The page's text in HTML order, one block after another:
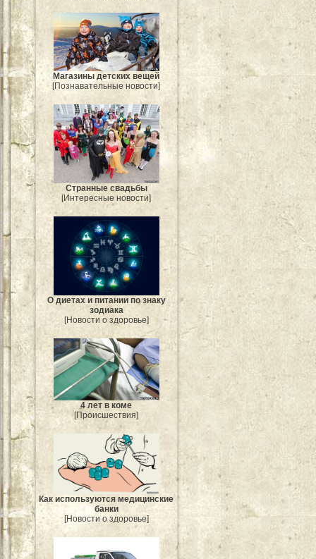
Магазины детских вещей
[Познавательные новости]
Странные свадьбы
[Интересные новости]
О диетах и питании по знаку
зодиака
[Новости о здоровье]
4 лет в коме
[Происшествия]
Как используются медицинские
банки
[Новости о здоровье]